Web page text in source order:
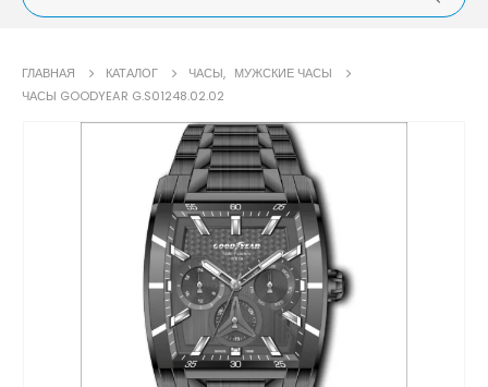
ГЛАВНАЯ КАТАЛОГ ЧАСЫ, МУЖСКИЕ ЧАСЫ
ЧАСЫ GOODYEAR G.S01248.02.02